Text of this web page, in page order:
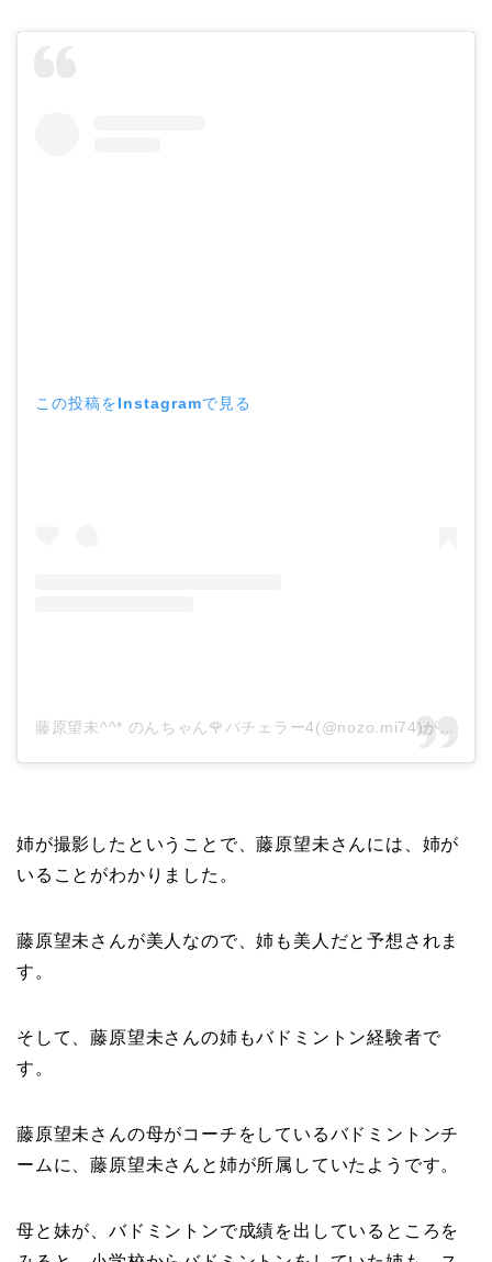
この投稿をInstagramで見る
姉が撮影したということで、藤原望未さんには、姉が
いることがわかりました。
藤原望未さんが美人なので、姉も美人だと予想されま
す。
そして、藤原望未さんの姉もバドミントン経験者で
す。
藤原望未さんの母がコーチをしているバドミントンチ
ームに、藤原望未さんと姉が所属していたようです。
母と妹が、バドミントンで成績を出しているところを